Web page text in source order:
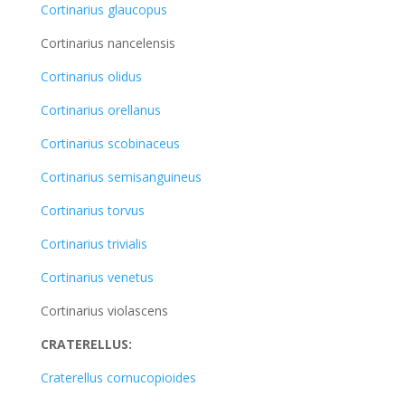
Cortinarius glaucopus
Cortinarius nancelensis
Cortinarius olidus
Cortinarius orellanus
Cortinarius scobinaceus
Cortinarius semisanguineus
Cortinarius torvus
Cortinarius trivialis
Cortinarius venetus
Cortinarius violascens
CRATERELLUS:
Craterellus cornucopioides